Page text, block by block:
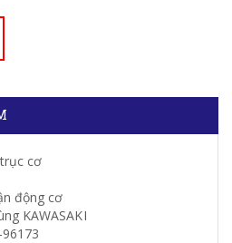
cơ
động cơ
KAWASAKI